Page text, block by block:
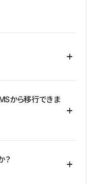
、採用サイト、ブロ
紹介サイト、ポートフ
から移行できま
を整理したうえで、
の場合は、
？